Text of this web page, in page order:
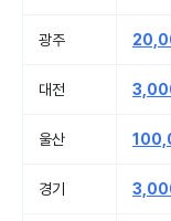
광주
대전
울산
경기